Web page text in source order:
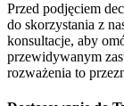
Przed podjęciem
do skorzystania z
konsultacje, aby
przewidywanym
rozważenia to